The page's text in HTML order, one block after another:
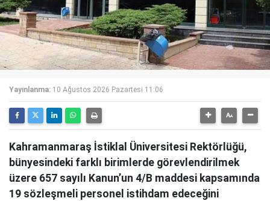
Yayınlanma: 10 Ağustos 2026 Pazartesi 11:06
Kahramanmaraş İstiklal Üniversitesi Rektörlüğü,
bünyesindeki farklı birimlerde görevlendirilmek
üzere 657 sayılı Kanun’un 4/B maddesi kapsamında
19 sözleşmeli personel istihdam edeceğini